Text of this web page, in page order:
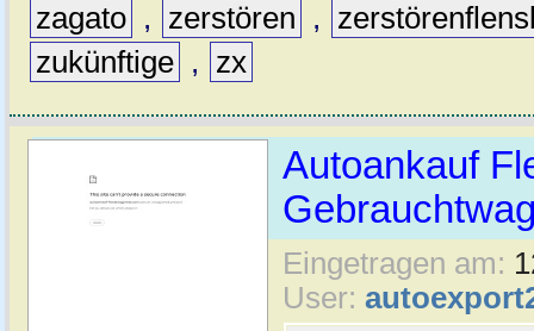
zagato , zerstören ,
zukünftige , zx
Autoankauf
Eingetragen am:
User: